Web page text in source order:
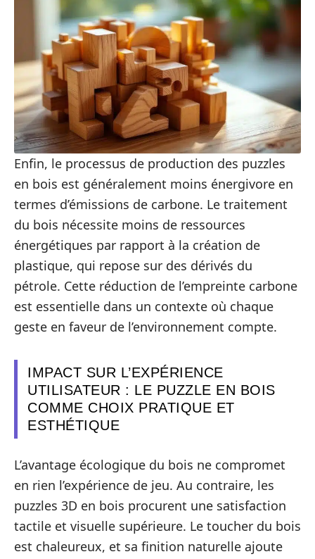
Enfin, le processus de production des puzzles
en bois est généralement moins énergivore en
termes d’émissions de carbone. Le traitement
du bois nécessite moins de ressources
énergétiques par rapport à la création de
plastique, qui repose sur des dérivés du
pétrole. Cette réduction de l’empreinte carbone
est essentielle dans un contexte où chaque
geste en faveur de l’environnement compte.
IMPACT SUR L’EXPÉRIENCE
UTILISATEUR : LE PUZZLE EN BOIS
COMME CHOIX PRATIQUE ET
ESTHÉTIQUE
L’avantage écologique du bois ne compromet
en rien l’expérience de jeu. Au contraire, les
puzzles 3D en bois procurent une satisfaction
tactile et visuelle supérieure. Le toucher du bois
est chaleureux, et sa finition naturelle ajoute